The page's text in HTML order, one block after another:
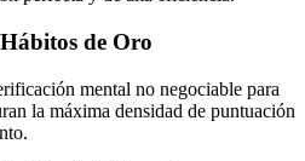
de Oro
mental no negociable para
la máxima densidad de puntuación